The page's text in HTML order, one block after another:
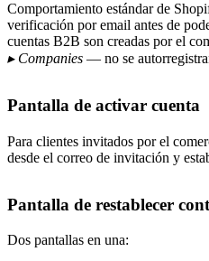
Comportamiento estándar de
verificación por email antes de
cuentas B2B son creadas por el
▸ Companies — no se
Pantalla de activar cuenta
Para clientes invitados por el
desde el correo de invitación y
Pantalla de restablecer
Dos pantallas en una: